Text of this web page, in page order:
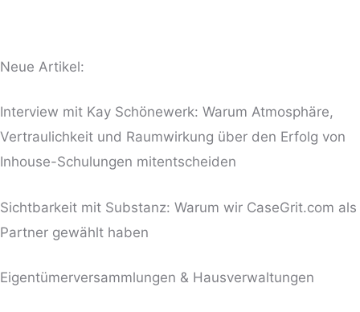
Neue Artikel:
Interview mit Kay Schönewerk: Warum Atmosphäre,
Vertraulichkeit und Raumwirkung über den Erfolg von
Inhouse-Schulungen mitentscheiden
Sichtbarkeit mit Substanz: Warum wir CaseGrit.com als
Partner gewählt haben
Eigentümerversammlungen & Hausverwaltungen